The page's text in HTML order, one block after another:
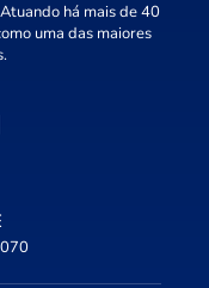
há mais de 40
uma das maiores